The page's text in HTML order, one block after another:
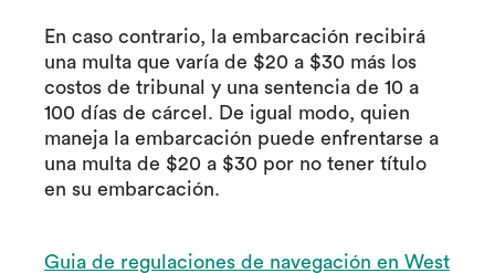
En caso contrario, la embarcación recibirá
una multa que varía de $20 a $30 más los
costos de tribunal y una sentencia de 10 a
100 días de cárcel. De igual modo, quien
maneja la embarcación puede enfrentarse a
una multa de $20 a $30 por no tener título
en su embarcación.
Guia de regulaciones de navegación en West